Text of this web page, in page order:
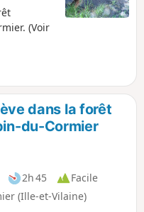
(Voir
dans la forêt
du-Cormier
2h 45
Facile
(Ille-et-Vilaine)